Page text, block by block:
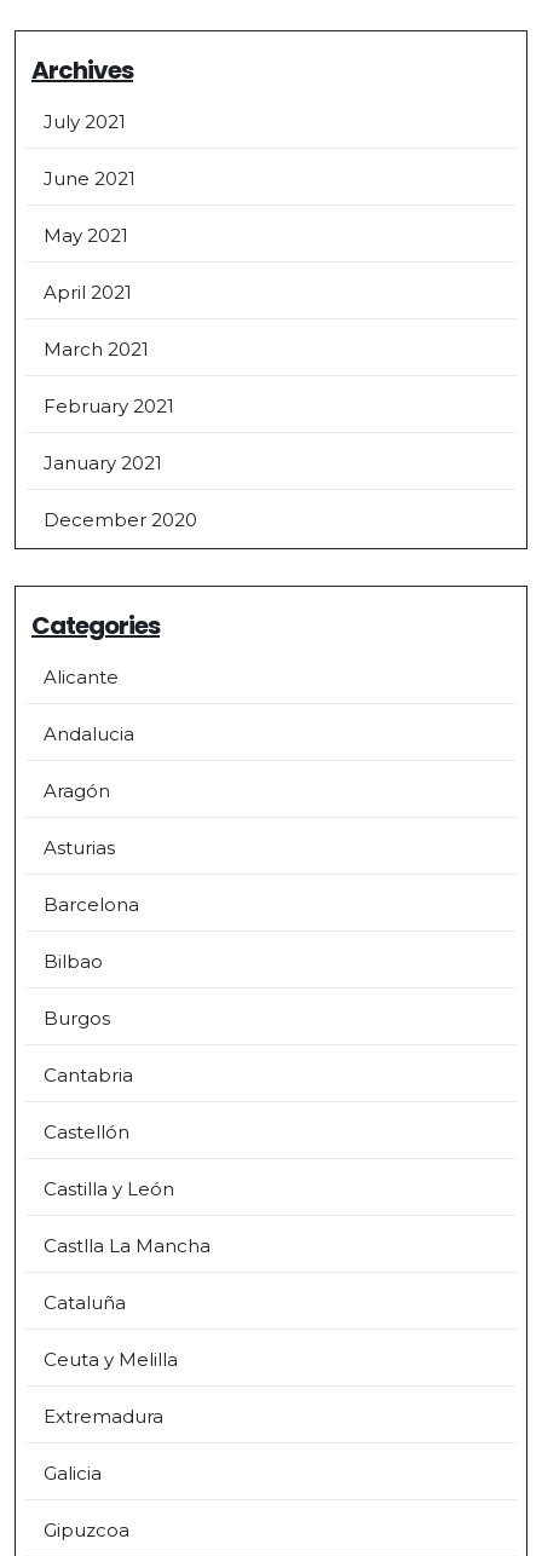
Archives
July 2021
June 2021
May 2021
April 2021
March 2021
February 2021
January 2021
December 2020
Categories
Alicante
Andalucia
Aragón
Asturias
Barcelona
Bilbao
Burgos
Cantabria
Castellón
Castilla y León
Castlla La Mancha
Cataluña
Ceuta y Melilla
Extremadura
Galicia
Gipuzcoa